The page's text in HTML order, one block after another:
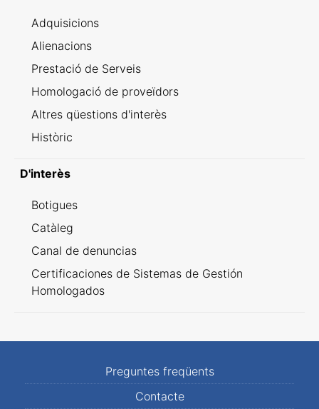
Adquisicions
Alienacions
Prestació de Serveis
Homologació de proveïdors
Altres qüestions d'interès
Històric
D'interès
Botigues
Catàleg
Canal de denuncias
Certificaciones de Sistemas de Gestión
Homologados
Preguntes freqüents
Contacte